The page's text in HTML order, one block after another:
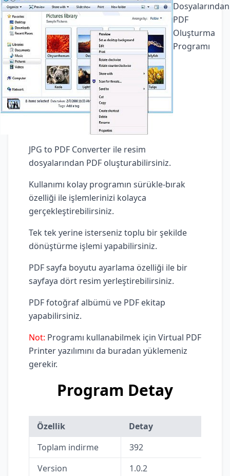
Dosyalarından
PDF
Oluşturma
Programı
JPG to PDF Converter ile resim
dosyalarından PDF oluşturabilirsiniz.
Kullanımı kolay programın sürükle-bırak
özelliği ile işlemlerinizi kolayca
gerçekleştirebilirsiniz.
Tek tek yerine isterseniz toplu bir şekilde
dönüştürme işlemi yapabilirsiniz.
PDF sayfa boyutu ayarlama özelliği ile bir
sayfaya dört resim yerleştirebilirsiniz.
PDF fotoğraf albümü ve PDF ekitap
yapabilirsiniz.
Not: Programı kullanabilmek için Virtual PDF
Printer yazılımını da buradan yüklemeniz
gerekir.
Program Detay
Özellik
Detay
Toplam indirme
392
Version
1.0.2